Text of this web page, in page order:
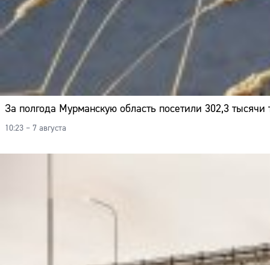
За полгода Мурманскую область посетили 302,3 тысячи
10:23 – 7 августа